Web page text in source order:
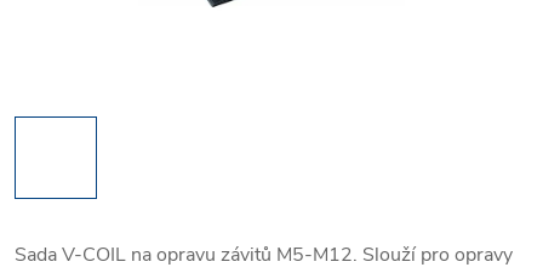
Sada V-COIL na opravu závitů M5-M12. Slouží pro opravy